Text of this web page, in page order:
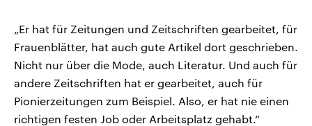
„Er hat für Zeitungen und Zeitschriften gearbeitet, für
Frauenblätter, hat auch gute Artikel dort geschrieben.
Nicht nur über die Mode, auch Literatur. Und auch für
andere Zeitschriften hat er gearbeitet, auch für
Pionierzeitungen zum Beispiel. Also, er hat nie einen
richtigen festen Job oder Arbeitsplatz gehabt.“